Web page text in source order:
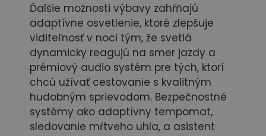
Ďalšie možnosti výbavy zahŕňajú
adaptívne osvetlenie, ktoré zlepšuje
viditeľnosť v noci tým, že svetlá
dynamicky reagujú na smer jazdy a
prémiový audio systém pre tých, ktorí
chcú užívať cestovanie s kvalitným
hudobným sprievodom. Bezpečnostné
systémy ako adaptívny tempomat,
sledovanie mŕtveho uhla, a asistent